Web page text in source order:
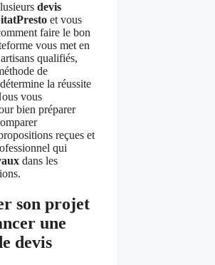
devis
et vous
faire le bon
vous met en
qualifiés,
de
la réussite
vous
bien préparer
reçues et
qui
dans les
son projet
une
devis